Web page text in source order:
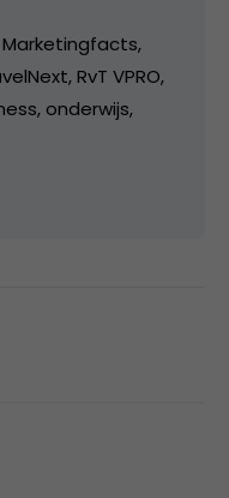
RvT VPRO,
onderwijs,